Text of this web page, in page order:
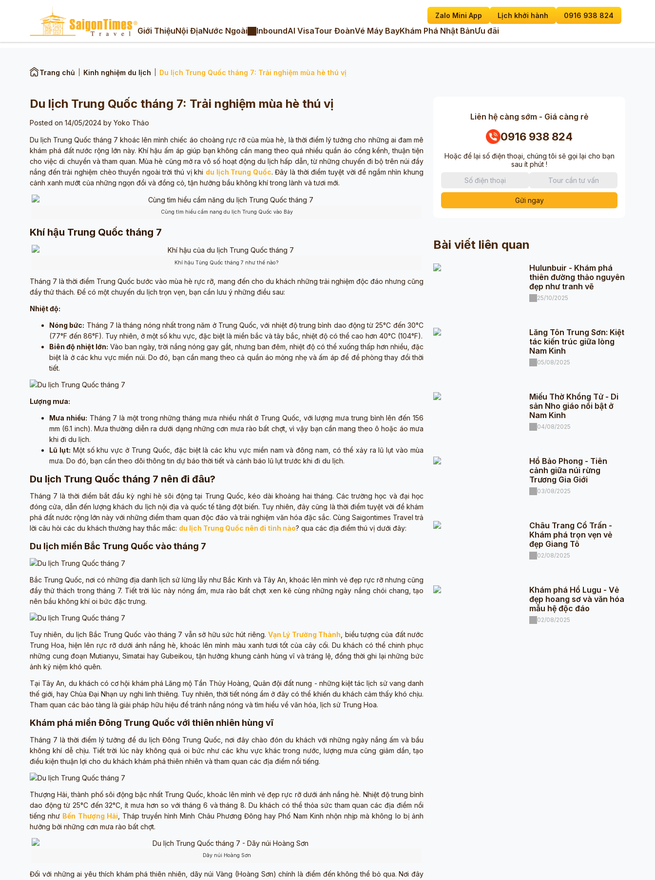
Zalo Mini App Lịch khởi hành 0916 938 824
Giới ThiệuNội ĐịaNước Ngoài InboundAI VisaTour ĐoànVé Máy BayKhám Phá Nhật BảnƯu đãi
Trang chủ Kinh nghiệm du lịch Du lịch Trung Quốc tháng 7: Trải nghiệm mùa hè thú vị
Du lịch Trung Quốc tháng 7: Trải nghiệm mùa hè thú vị
Posted on 14/05/2024 by Yoko Thảo
Du lịch Trung Quốc tháng 7 khoác lên mình chiếc áo choàng rực rỡ của mùa hè, là thời điểm lý tưởng cho những ai đam mê
khám phá đất nước rộng lớn này. Khí hậu ấm áp giúp bạn không cần mang theo quá nhiều quần áo cồng kềnh, thuận tiện
cho việc di chuyển và tham quan. Mùa hè cũng mở ra vô số hoạt động du lịch hấp dẫn, từ những chuyến đi bộ trên núi đầy
nắng đến trải nghiệm chèo thuyền ngoài trời thú vị khi du lịch Trung Quốc. Đây là thời điểm tuyệt vời để ngắm nhìn khung
cảnh xanh mướt của những ngọn đồi và đồng cỏ, tận hưởng bầu không khí trong lành và tươi mới.
Cùng tìm hiểu cẩm nang du lịch Trung Quốc vào Bảy
Khí hậu Trung Quốc tháng 7
Khí hậu Tủng Quốc tháng 7 như thế nào?
Tháng 7 là thời điểm Trung Quốc bước vào mùa hè rực rỡ, mang đến cho du khách những trải nghiệm độc đáo nhưng cũng
đầy thử thách. Để có một chuyến du lịch trọn vẹn, bạn cần lưu ý những điều sau:
Nhiệt độ:
Nóng bức: Tháng 7 là tháng nóng nhất trong năm ở Trung Quốc, với nhiệt độ trung bình dao động từ 25°C đến 30°C
(77°F đến 86°F). Tuy nhiên, ở một số khu vực, đặc biệt là miền bắc và tây bắc, nhiệt độ có thể cao hơn 40°C (104°F).
Biên độ nhiệt lớn: Vào ban ngày, trời nắng nóng gay gắt, nhưng ban đêm, nhiệt độ có thể xuống thấp hơn nhiều, đặc
biệt là ở các khu vực miền núi. Do đó, bạn cần mang theo cả quần áo mỏng nhẹ và ấm áp để đề phòng thay đổi thời
tiết.
Lượng mưa:
Mưa nhiều: Tháng 7 là một trong những tháng mưa nhiều nhất ở Trung Quốc, với lượng mưa trung bình lên đến 156
mm (6.1 inch). Mưa thường diễn ra dưới dạng những cơn mưa rào bất chợt, vì vậy bạn cần mang theo ô hoặc áo mưa
khi đi du lịch.
Lũ lụt: Một số khu vực ở Trung Quốc, đặc biệt là các khu vực miền nam và đông nam, có thể xảy ra lũ lụt vào mùa
mưa. Do đó, bạn cần theo dõi thông tin dự báo thời tiết và cảnh báo lũ lụt trước khi đi du lịch.
Du lịch Trung Quốc tháng 7 nên đi đâu?
Tháng 7 là thời điểm bắt đầu kỳ nghỉ hè sôi động tại Trung Quốc, kéo dài khoảng hai tháng. Các trường học và đại học
đóng cửa, dẫn đến lượng khách du lịch nội địa và quốc tế tăng đột biến. Tuy nhiên, đây cũng là thời điểm tuyệt vời để khám
phá đất nước rộng lớn này với những điểm tham quan độc đáo và trải nghiệm văn hóa đặc sắc. Cùng Saigontimes Travel trả
lời câu hỏi các du khách thường hay thắc mắc: du lịch Trung Quốc nên đi tỉnh nào? qua các địa điểm thú vị dưới đây:
Du lịch miền Bắc Trung Quốc vào tháng 7
Bắc Trung Quốc, nơi có những địa danh lịch sử lừng lẫy như Bắc Kinh và Tây An, khoác lên mình vẻ đẹp rực rỡ nhưng cũng
đầy thử thách trong tháng 7. Tiết trời lúc này nóng ẩm, mưa rào bất chợt xen kẽ cùng những ngày nắng chói chang, tạo
nên bầu không khí oi bức đặc trưng.
Tuy nhiên, du lịch Bắc Trung Quốc vào tháng 7 vẫn sở hữu sức hút riêng. Vạn Lý Trường Thành , biểu tượng của đất nước
Trung Hoa, hiện lên rực rỡ dưới ánh nắng hè, khoác lên mình màu xanh tươi tốt của cây cối. Du khách có thể chinh phục
những cung đoạn Mutianyu, Simatai hay Gubeikou, tận hưởng khung cảnh hùng vĩ và tráng lệ, đồng thời ghi lại những bức
ảnh kỷ niệm khó quên.
Tại Tây An, du khách có cơ hội khám phá Lăng mộ Tần Thủy Hoàng, Quân đội đất nung - những kiệt tác lịch sử vang danh
thế giới, hay Chùa Đại Nhạn uy nghi linh thiêng. Tuy nhiên, thời tiết nóng ẩm ở đây có thể khiến du khách cảm thấy khó chịu.
Tham quan các bảo tàng là giải pháp hữu hiệu để tránh nắng nóng và tìm hiểu về văn hóa, lịch sử Trung Hoa.
Khám phá miền Đông Trung Quốc với thiên nhiên hùng vĩ
Tháng 7 là thời điểm lý tưởng để du lịch Đông Trung Quốc, nơi đây chào đón du khách với những ngày nắng ấm và bầu
không khí dễ chịu. Tiết trời lúc này không quá oi bức như các khu vực khác trong nước, lượng mưa cũng giảm dần, tạo
điều kiện thuận lợi cho du khách khám phá thiên nhiên và tham quan các địa điểm nổi tiếng.
Thượng Hải, thành phố sôi động bậc nhất Trung Quốc, khoác lên mình vẻ đẹp rực rỡ dưới ánh nắng hè. Nhiệt độ trung bình
dao động từ 25°C đến 32°C, ít mưa hơn so với tháng 6 và tháng 8. Du khách có thể thỏa sức tham quan các địa điểm nổi
tiếng như Bến Thượng Hải , Tháp truyền hình Minh Châu Phương Đông hay Phố Nam Kinh nhộn nhịp mà không lo bị ảnh
hưởng bởi những cơn mưa rào bất chợt.
Dãy núi Hoàng Sơn
Đối với những ai yêu thích khám phá thiên nhiên, dãy núi Vàng (Hoàng Sơn) chính là điểm đến không thể bỏ qua. Nơi đây
Liên hệ càng sớm - Giá càng rẻ
0916 938 824
Hoặc để lại số điện thoại, chúng tôi sẽ gọi lại cho bạn
sau ít phút !
Gửi ngay
Bài viết liên quan
Hulunbuir - Khám phá
thiên đường thảo nguyên
đẹp như tranh vẽ
25/10/2025
Lăng Tôn Trung Sơn: Kiệt
tác kiến trúc giữa lòng
Nam Kinh
05/08/2025
Miếu Thờ Khổng Tử - Di
sản Nho giáo nổi bật ở
Nam Kinh
04/08/2025
Hồ Bảo Phong - Tiên
cảnh giữa núi rừng
Trương Gia Giới
03/08/2025
Châu Trang Cổ Trấn -
Khám phá trọn vẹn vẻ
đẹp Giang Tô
02/08/2025
Khám phá Hồ Lugu - Vẻ
đẹp hoang sơ và văn hóa
mẫu hệ độc đáo
02/08/2025